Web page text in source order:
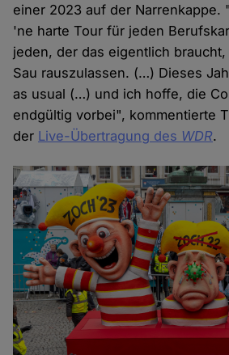
einer 2023 auf der Narrenkappe.
'ne harte Tour für jeden
jeden, der das eigentlich
Sau rauszulassen. (…) Dieses
as usual (…) und ich hoffe, die
endgültig vorbei", kommentierte
der Live-Übertragung des WDR.